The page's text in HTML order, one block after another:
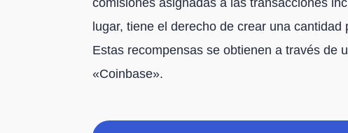
lugar, tiene el derecho de crear una
Estas recompensas se obtienen a través de
«Coinbase».